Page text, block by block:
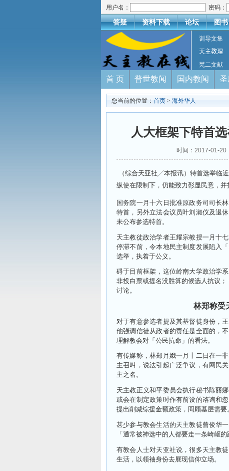
用户名： 密码：
答疑 资料下载 论坛 图书
训导文集
天主教理
梵二文献
首 页 普世教闻 国内教闻
您当前的位置： 首页 > 海外华人
人大框架下特首
时间：2017-01-20
（综合天亚社╱本报讯）特首选举临
纵使在限制下，仍能致力彰显民意，并
国务院一月十六日批准原政务司司长
特首，另外立法会议员叶刘淑仪及退
未公布参选特首。
天主教徒政治学者王耀宗教授一月十
停滞不前，令本地民主制度发展陷入
选举，执着于公义。
碍于目前框架，这位岭南大学政治学
非投白票或提名没胜算的候选人抗议
讨论。
林郑称受
对于有意参选者提及其基督徒身份，
他强调信徒从政者的责任是全面的，
理解教会对「公民抗命」的看法。
有传媒称，林郑月娥一月十二日在一
主召叫，说法引起广泛争议，有网民
主之名。
天主教正义和平委员会执行秘书陈丽
或会在制定政策时作有前设的谘询和
提出削减综援金额政策，罔顾基层需要
甚少参与教会生活的天主教徒曾俊华
「通常被神选中的人都要走一条崎岖
有教会人士对天亚社说，很多天主教
生活，以领袖身份去展现信仰立场。